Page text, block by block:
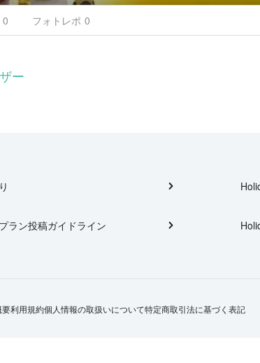
0 フォトレポ 0
ー
ラン投稿ガイドライン
利用規約個人情報の取扱いについて特定商取引法に基づく表記